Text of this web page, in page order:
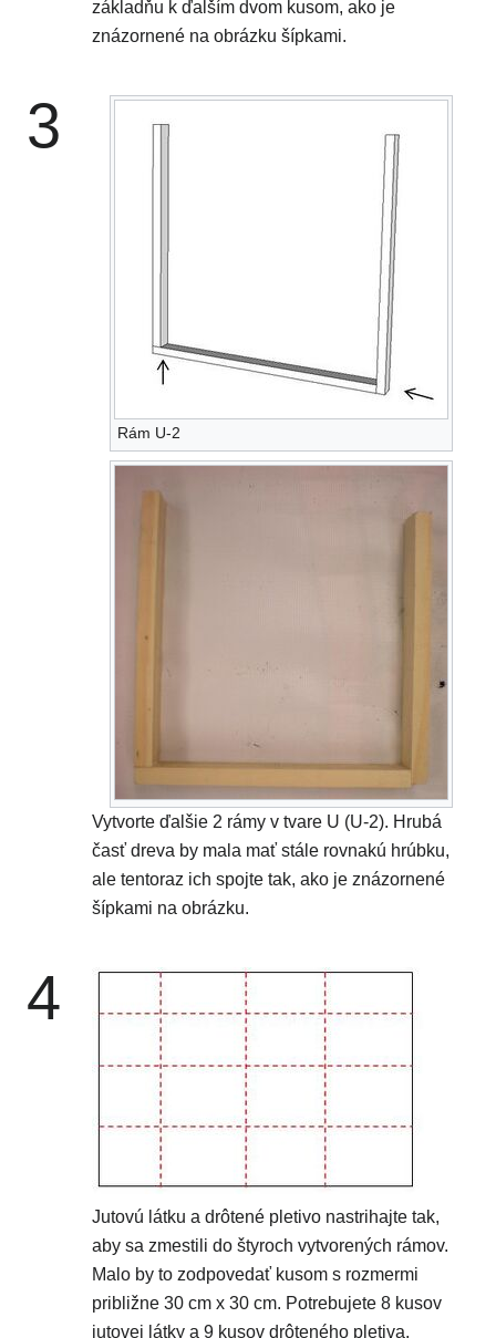
základňu k ďalším dvom kusom, ako je
znázornené na obrázku šípkami.
3
Rám U-2
Vytvorte ďalšie 2 rámy v tvare U (U-2). Hrubá
časť dreva by mala mať stále rovnakú hrúbku,
ale tentoraz ich spojte tak, ako je znázornené
šípkami na obrázku.
4
Jutovú látku a drôtené pletivo nastrihajte tak,
aby sa zmestili do štyroch vytvorených rámov.
Malo by to zodpovedať kusom s rozmermi
približne 30 cm x 30 cm. Potrebujete 8 kusov
jutovej látky a 9 kusov drôteného pletiva.